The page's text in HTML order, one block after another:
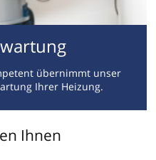
übernimmt unser
Ihrer Heizung.
Ihnen